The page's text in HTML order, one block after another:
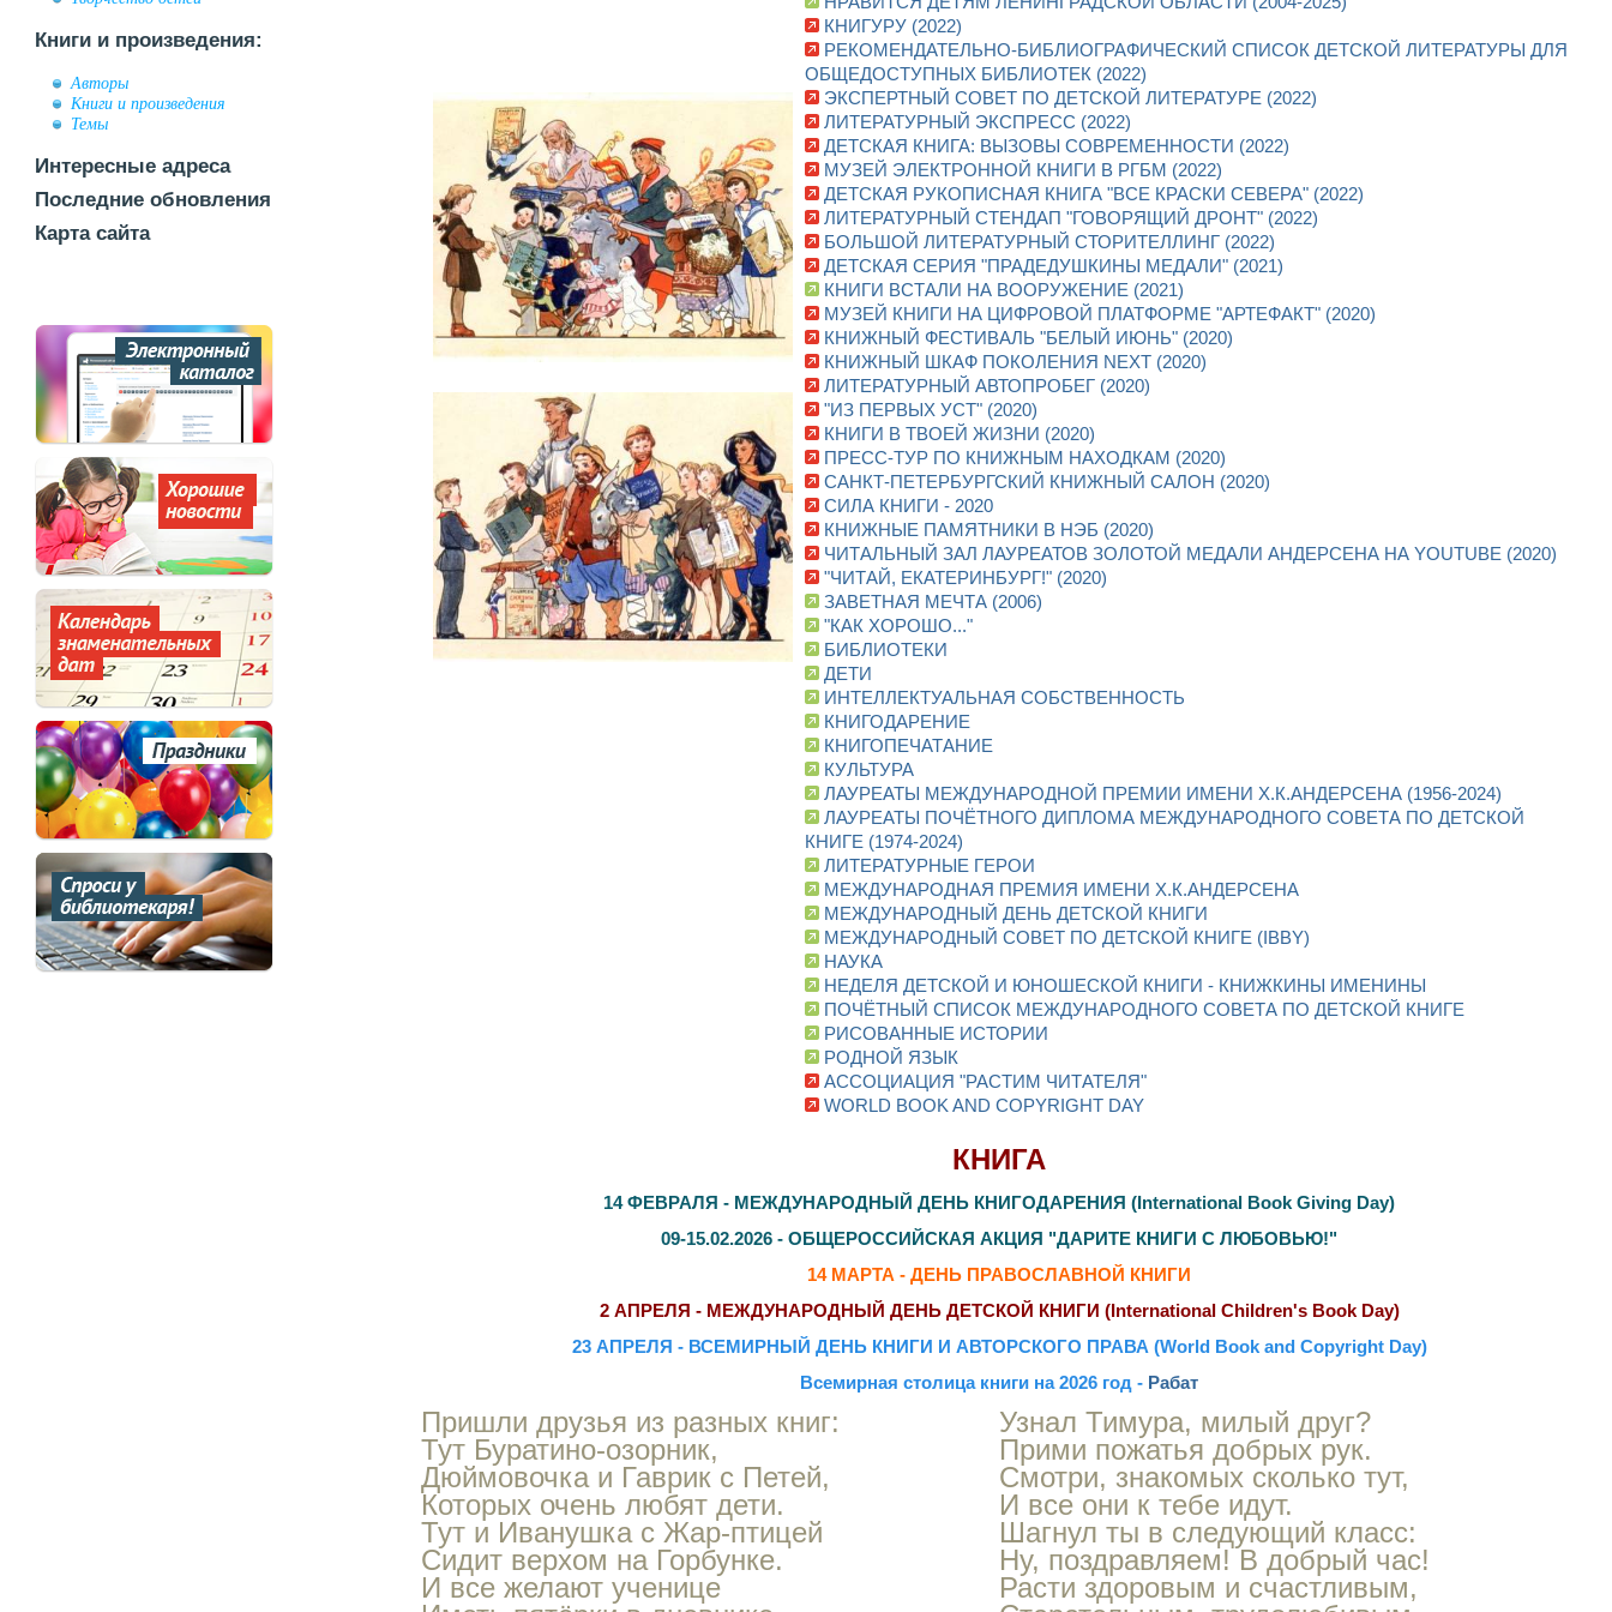
Книги и произведения:
Авторы
Книги и произведения
Темы
Интересные адреса
Последние обновления
Карта сайта
КНИГУРУ (2022)
РЕКОМЕНДАТЕЛЬНО-БИБЛИОГРАФИЧЕСКИЙ СПИСОК ДЕТСКОЙ ЛИТЕРАТУРЫ ДЛЯ
ОБЩЕДОСТУПНЫХ БИБЛИОТЕК (2022)
ЭКСПЕРТНЫЙ СОВЕТ ПО ДЕТСКОЙ ЛИТЕРАТУРЕ (2022)
ЛИТЕРАТУРНЫЙ ЭКСПРЕСС (2022)
ДЕТСКАЯ КНИГА: ВЫЗОВЫ СОВРЕМЕННОСТИ (2022)
МУЗЕЙ ЭЛЕКТРОННОЙ КНИГИ В РГБМ (2022)
ДЕТСКАЯ РУКОПИСНАЯ КНИГА "ВСЕ КРАСКИ СЕВЕРА" (2022)
ЛИТЕРАТУРНЫЙ СТЕНДАП "ГОВОРЯЩИЙ ДРОНТ" (2022)
БОЛЬШОЙ ЛИТЕРАТУРНЫЙ СТОРИТЕЛЛИНГ (2022)
ДЕТСКАЯ СЕРИЯ "ПРАДЕДУШКИНЫ МЕДАЛИ" (2021)
КНИГИ ВСТАЛИ НА ВООРУЖЕНИЕ (2021)
МУЗЕЙ КНИГИ НА ЦИФРОВОЙ ПЛАТФОРМЕ "АРТЕФАКТ" (2020)
КНИЖНЫЙ ФЕСТИВАЛЬ "БЕЛЫЙ ИЮНЬ" (2020)
КНИЖНЫЙ ШКАФ ПОКОЛЕНИЯ NEXT (2020)
ЛИТЕРАТУРНЫЙ АВТОПРОБЕГ (2020)
"ИЗ ПЕРВЫХ УСТ" (2020)
КНИГИ В ТВОЕЙ ЖИЗНИ (2020)
ПРЕСС-ТУР ПО КНИЖНЫМ НАХОДКАМ (2020)
САНКТ-ПЕТЕРБУРГСКИЙ КНИЖНЫЙ САЛОН (2020)
СИЛА КНИГИ - 2020
КНИЖНЫЕ ПАМЯТНИКИ В НЭБ (2020)
ЧИТАЛЬНЫЙ ЗАЛ ЛАУРЕАТОВ ЗОЛОТОЙ МЕДАЛИ АНДЕРСЕНА НА YOUTUBE (2020)
"ЧИТАЙ, ЕКАТЕРИНБУРГ!" (2020)
ЗАВЕТНАЯ МЕЧТА (2006)
"КАК ХОРОШО..."
БИБЛИОТЕКИ
ДЕТИ
ИНТЕЛЛЕКТУАЛЬНАЯ СОБСТВЕННОСТЬ
КНИГОДАРЕНИЕ
КНИГОПЕЧАТАНИЕ
КУЛЬТУРА
ЛАУРЕАТЫ МЕЖДУНАРОДНОЙ ПРЕМИИ ИМЕНИ Х.К.АНДЕРСЕНА (1956-2024)
ЛАУРЕАТЫ ПОЧЁТНОГО ДИПЛОМА МЕЖДУНАРОДНОГО СОВЕТА ПО ДЕТСКОЙ
КНИГЕ (1974-2024)
ЛИТЕРАТУРНЫЕ ГЕРОИ
МЕЖДУНАРОДНАЯ ПРЕМИЯ ИМЕНИ Х.К.АНДЕРСЕНА
МЕЖДУНАРОДНЫЙ ДЕНЬ ДЕТСКОЙ КНИГИ
МЕЖДУНАРОДНЫЙ СОВЕТ ПО ДЕТСКОЙ КНИГЕ (IBBY)
НАУКА
НЕДЕЛЯ ДЕТСКОЙ И ЮНОШЕСКОЙ КНИГИ - КНИЖКИНЫ ИМЕНИНЫ
ПОЧЁТНЫЙ СПИСОК МЕЖДУНАРОДНОГО СОВЕТА ПО ДЕТСКОЙ КНИГЕ
РИСОВАННЫЕ ИСТОРИИ
РОДНОЙ ЯЗЫК
АССОЦИАЦИЯ "РАСТИМ ЧИТАТЕЛЯ"
WORLD BOOK AND COPYRIGHT DAY
КНИГА
14 ФЕВРАЛЯ - МЕЖДУНАРОДНЫЙ ДЕНЬ КНИГОДАРЕНИЯ (International Book Giving Day)
09-15.02.2026 - ОБЩЕРОССИЙСКАЯ АКЦИЯ "ДАРИТЕ КНИГИ С ЛЮБОВЬЮ!"
14 МАРТА - ДЕНЬ ПРАВОСЛАВНОЙ КНИГИ
2 АПРЕЛЯ - МЕЖДУНАРОДНЫЙ ДЕНЬ ДЕТСКОЙ КНИГИ (International Children's Book Day)
23 АПРЕЛЯ - ВСЕМИРНЫЙ ДЕНЬ КНИГИ И АВТОРСКОГО ПРАВА (World Book and Copyright Day)
Всемирная столица книги на 2026 год - Рабат
Пришли друзья из разных книг:
Тут Буратино-озорник,
Дюймовочка и Гаврик с Петей,
Которых очень любят дети.
Тут и Иванушка с Жар-птицей
Сидит верхом на Горбунке.
И все желают ученице
Узнал Тимура, милый друг?
Прими пожатья добрых рук.
Смотри, знакомых сколько тут,
И все они к тебе идут.
Шагнул ты в следующий класс:
Ну, поздравляем! В добрый час!
Расти здоровым и счастливым,